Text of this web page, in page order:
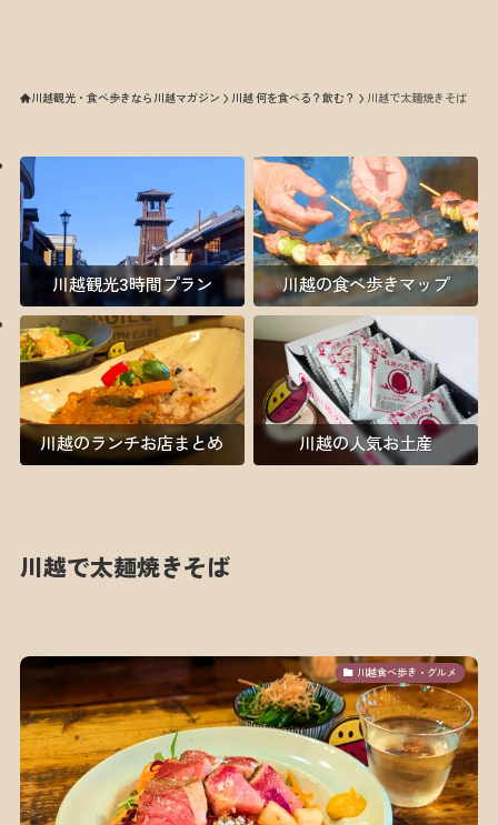
川越観光・食べ歩きなら川越マガジン 川越 何を食べる？飲む？ 川越で太麺焼きそば
川越観光3時間プラン 川越の食べ歩きマップ
川越のランチお店まとめ 川越の人気お土産
川越で太麺焼きそば
川越食べ歩き・グルメ